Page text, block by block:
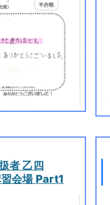
者 乙四
会場 Part1